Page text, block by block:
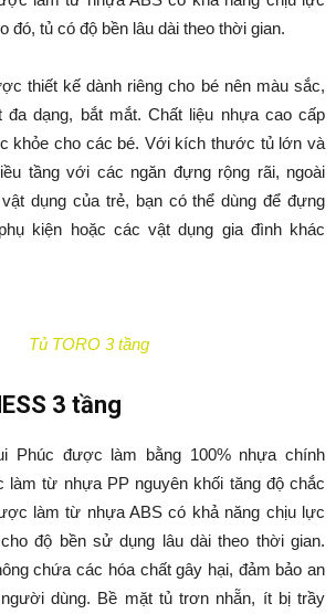
đó, tủ có độ bền lâu dài theo thời gian.
thiết kế dành riêng cho bé nên màu sắc,
đa dạng, bắt mắt. Chất liệu nhựa cao cấp
khỏe cho các bé. Với kích thước tủ lớn và
tầng với các ngăn đựng rộng rãi, ngoài
dụng của trẻ, bạn có thể dùng để đựng
kiện hoặc các vật dụng gia đình khác
Tủ TORO 3 tầng
3 tầng
Phúc được làm bằng 100% nhựa chính
làm từ nhựa PP nguyên khối tăng độ chắc
làm từ nhựa ABS có khả năng chịu lực
độ bền sử dụng lâu dài theo thời gian.
chứa các hóa chất gây hại, đảm bảo an
dùng. Bề mặt tủ trơn nhẵn, ít bị trầy